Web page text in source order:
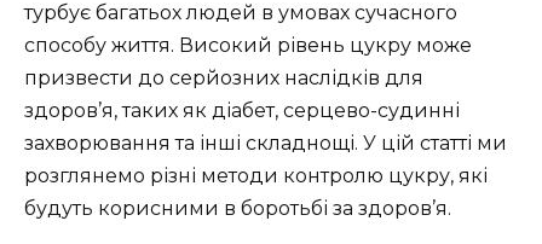
турбує багатьох людей в умовах сучасного
способу життя. Високий рівень цукру може
призвести до серйозних наслідків для
здоров’я, таких як діабет, серцево-судинні
захворювання та інші складнощі. У цій статті ми
розглянемо різні методи контролю цукру, які
будуть корисними в боротьбі за здоров’я.